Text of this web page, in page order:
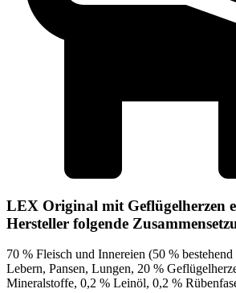
LEX Original mit Geflügelherzen
Hersteller folgende
70 % Fleisch und Innereien (50 %
Lebern, Pansen, Lungen, 20 %
Mineralstoffe, 0,2 % Leinöl, 0,2 %